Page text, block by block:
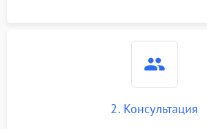
2. Консультация